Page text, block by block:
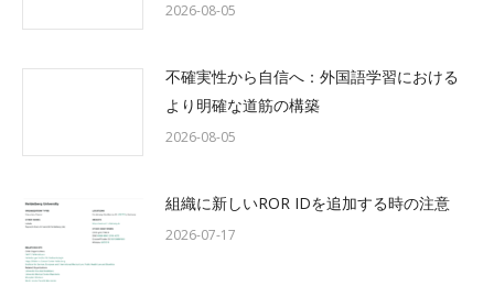
2026-08-05
不確実性から自信へ：外国語学習における
より明確な道筋の構築
2026-08-05
組織に新しいROR IDを追加する時の注意
2026-07-17